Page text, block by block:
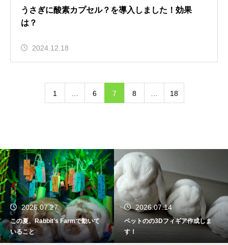
うさぎに酸素カプセル？を導入しました！効果
は？
2024.12.18
1 6 7 8 18
で動いて
2026.07.14
ペットのの3Dフィギア作成しま
す！
2026.07.09
やばい！ ブロッ
が無くなった💦